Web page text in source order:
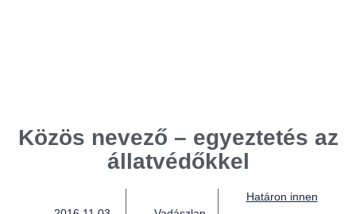
Közös nevező – egyeztetés az
állatvédőkkel
Határon innen